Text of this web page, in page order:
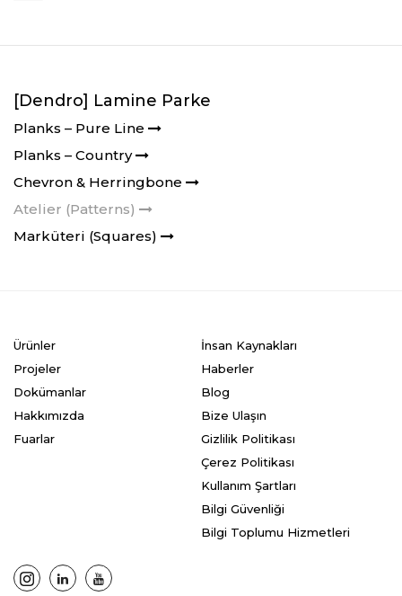
[Dendro] Lamine Parke
Planks – Pure Line
Planks – Country
Chevron & Herringbone
Atelier (Patterns)
Marküteri (Squares)
Ürünler
Projeler
Dokümanlar
Hakkımızda
Fuarlar
İnsan Kaynakları
Haberler
Blog
Bize Ulaşın
Gizlilik Politikası
Çerez Politikası
Kullanım Şartları
Bilgi Güvenliği
Bilgi Toplumu Hizmetleri